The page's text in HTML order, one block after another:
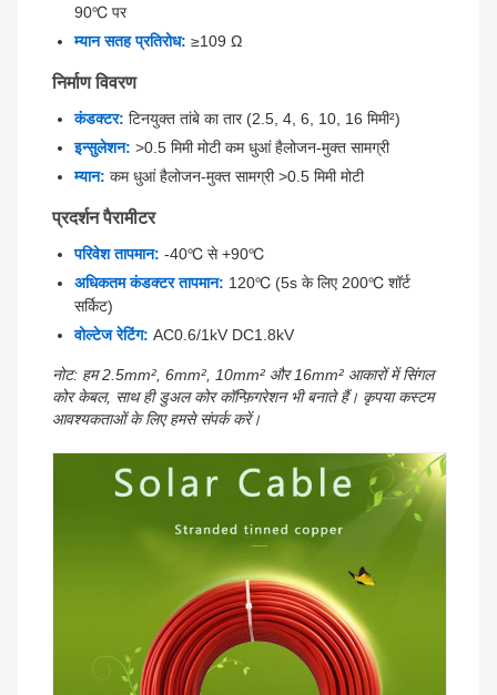
90℃ पर
म्यान सतह प्रतिरोध: ≥109 Ω
निर्माण विवरण
कंडक्टर: टिनयुक्त तांबे का तार (2.5, 4, 6, 10, 16 मिमी²)
इन्सुलेशन: >0.5 मिमी मोटी कम धुआं हैलोजन-मुक्त सामग्री
म्यान: कम धुआं हैलोजन-मुक्त सामग्री >0.5 मिमी मोटी
प्रदर्शन पैरामीटर
परिवेश तापमान: -40℃ से +90℃
अधिकतम कंडक्टर तापमान: 120℃ (5s के लिए 200℃ शॉर्ट
सर्किट)
वोल्टेज रेटिंग: AC0.6/1kV DC1.8kV
नोट: हम 2.5mm², 6mm², 10mm² और 16mm² आकारों में सिंगल
कोर केबल, साथ ही डुअल कोर कॉन्फ़िगरेशन भी बनाते हैं। कृपया कस्टम
आवश्यकताओं के लिए हमसे संपर्क करें।